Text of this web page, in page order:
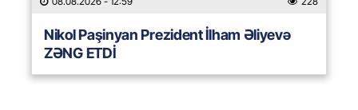
Nikol Paşinyan Prezident İlham Əliyevə
ZƏNG ETDİ